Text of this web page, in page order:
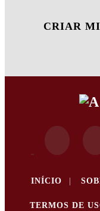
CRIAR
INÍCIO
TERMOS DE